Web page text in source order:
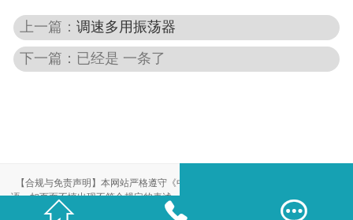
上一篇：调速多用振荡器
下一篇：已经是 一条了
  
【合规与免责声明】本网站严格遵守《中华人民共和国广告法》，尽力规范用
语。如页面不慎出现不符合规定的表述，敬请联系我们，将立即更正；相关内容
仅供参考，不构成交易依据。